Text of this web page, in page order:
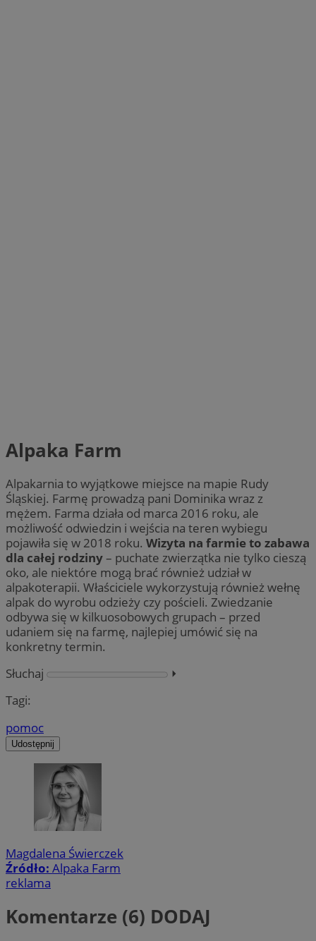
Alpaka Farm
Alpakarnia to wyjątkowe miejsce na mapie Rudy
Śląskiej. Farmę prowadzą pani Dominika wraz z
mężem. Farma działa od marca 2016 roku, ale
możliwość odwiedzin i wejścia na teren wybiegu
pojawiła się w 2018 roku. Wizyta na farmie to zabawa
dla całej rodziny– puchate zwierzątka nie tylko cieszą
oko, ale niektóre mogą brać również udział w
alpakoterapii. Właściciele wykorzystują również wełnę
alpak do wyrobu odzieży czy pościeli. Zwiedzanie
odbywa się w kilkuosobowych grupach – przed
udaniem się na farmę, najlepiej umówić się na
konkretny termin.
Słuchaj
⏵︎
Tagi:
pomoc
Udostępnij
Magdalena Świerczek
Źródło: Alpaka Farm
reklama
Komentarze (6) DODAJ